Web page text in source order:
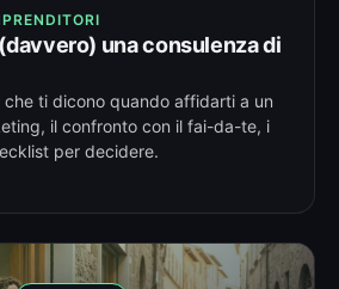
una consulenza di
che ti dicono quando affidarti a un
il confronto con il fai-da-te, i
per decidere.